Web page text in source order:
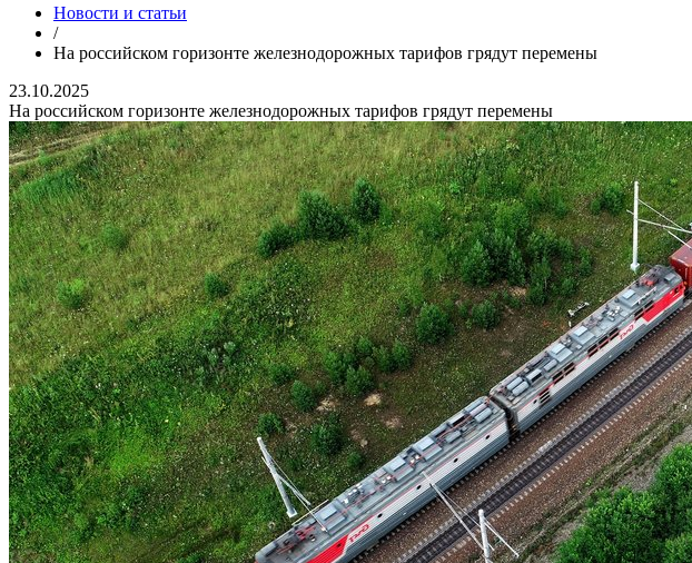
Новости и статьи
/
На российском горизонте железнодорожных тарифов грядут перемены
23.10.2025
На российском горизонте железнодорожных тарифов грядут перемены